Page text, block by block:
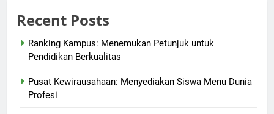
Recent Posts
Ranking Kampus: Menemukan Petunjuk untuk
Pendidikan Berkualitas
Pusat Kewirausahaan: Menyediakan Siswa Menu Dunia
Profesi